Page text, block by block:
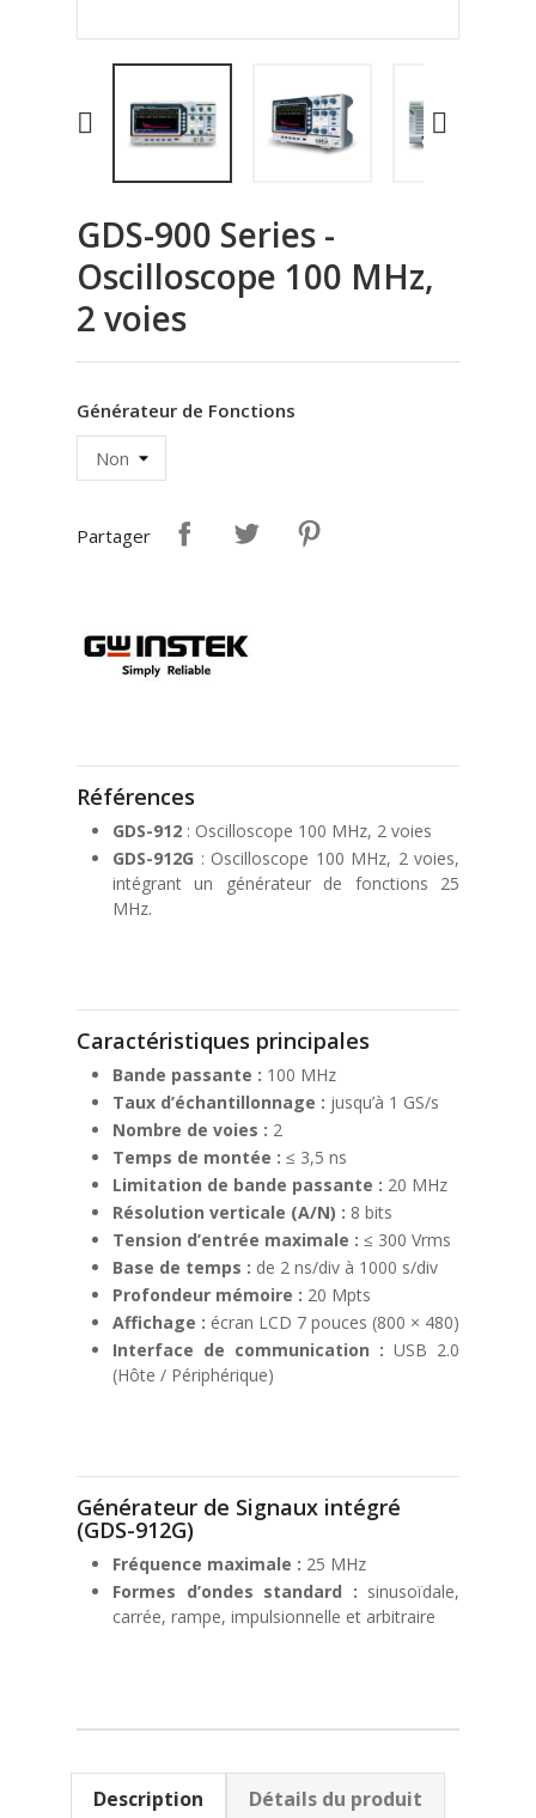
 
GDS-900 Series -
Oscilloscope 100 MHz,
2 voies
Générateur de Fonctions
Partager
Références
GDS-912 : Oscilloscope 100 MHz, 2 voies
GDS-912G : Oscilloscope 100 MHz, 2 voies,
intégrant un générateur de fonctions 25
MHz.
Caractéristiques principales
Bande passante : 100 MHz
Taux d’échantillonnage : jusqu’à 1 GS/s
Nombre de voies : 2
Temps de montée : ≤ 3,5 ns
Limitation de bande passante : 20 MHz
Résolution verticale (A/N) : 8 bits
Tension d’entrée maximale : ≤ 300 Vrms
Base de temps : de 2 ns/div à 1000 s/div
Profondeur mémoire : 20 Mpts
Affichage : écran LCD 7 pouces (800 × 480)
Interface de communication : USB 2.0
(Hôte / Périphérique)
Générateur de Signaux intégré
(GDS-912G)
Fréquence maximale : 25 MHz
Formes d’ondes standard : sinusoïdale,
carrée, rampe, impulsionnelle et arbitraire
Description
Détails du produit